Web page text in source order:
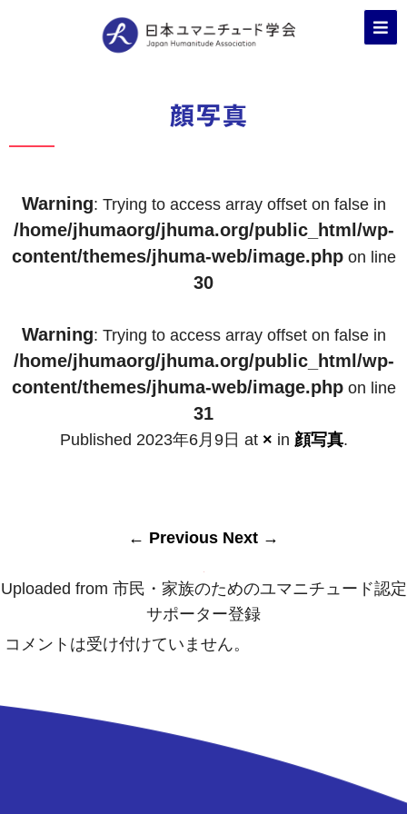
顔写真
Warning: Trying to access array offset on false in
/home/jhumaorg/jhuma.org/public_html/wp-
content/themes/jhuma-web/image.phpon line
30
Warning: Trying to access array offset on false in
/home/jhumaorg/jhuma.org/public_html/wp-
content/themes/jhuma-web/image.phpon line
31
Published 2023年6月9日 at × in 顔写真.
← Previous Next →
Uploaded from 市民・家族のためのユマニチュード認定
サポーター登録
コメントは受け付けていません。